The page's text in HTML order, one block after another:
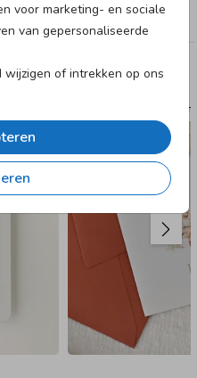
voor marketing- en sociale
van gepersonaliseerde
of intrekken op ons
ook leuk